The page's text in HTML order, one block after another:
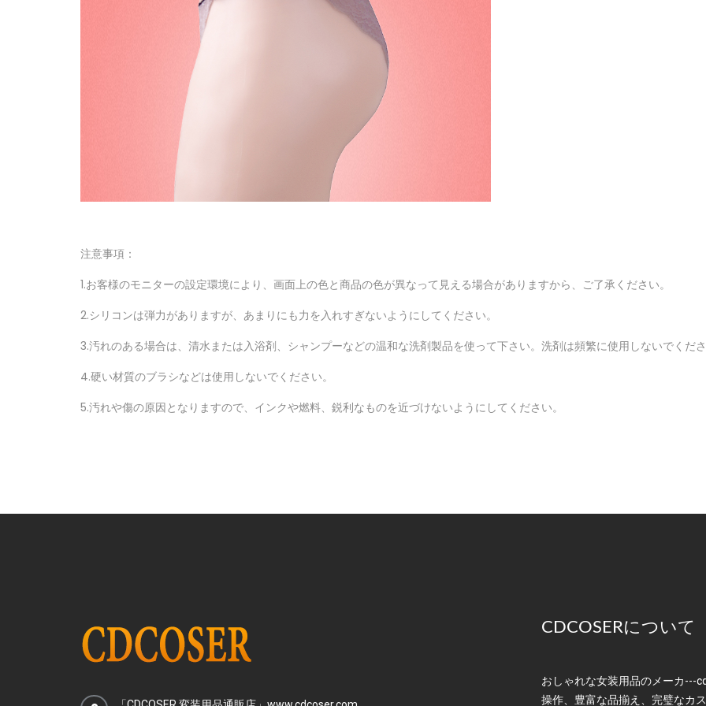
注意事項：
1.お客様のモニターの設定環境により、画面上の色と商品の色が異なって見える場合がありますから、ご了承ください。
2.シリコンは弾力がありますが、あまりにも力を入れすぎないようにしてください。
3.汚れのある場合は、清水または入浴剤、シャンプーなどの温和な洗剤製品を使って下さい。洗剤は頻繁に使用しないでくだ
4.硬い材質のブラシなどは使用しないでください。
5.汚れや傷の原因となりますので、インクや燃料、鋭利なものを近づけないようにしてください。
CDCOSERについて
おしゃれな女装用品のメーカ---
操作、豊富な品揃え、完璧なカ